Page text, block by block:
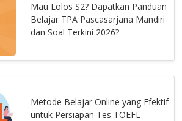
Mau Lolos S2? Dapatkan Panduan
Belajar TPA Pascasarjana Mandiri
dan Soal Terkini 2026?
Metode Belajar Online yang Efektif
untuk Persiapan Tes TOEFL